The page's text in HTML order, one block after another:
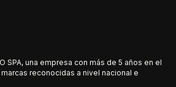
SPA, una empresa con más de 5 años en el
reconocidas a nivel nacional e